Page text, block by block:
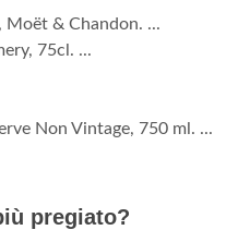
Moët & Chandon. ...
75cl. ...
Non Vintage, 750 ml. ...
pregiato?